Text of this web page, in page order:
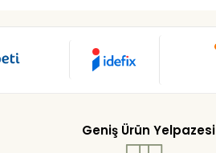
Geniş Ürün Yelpazesi